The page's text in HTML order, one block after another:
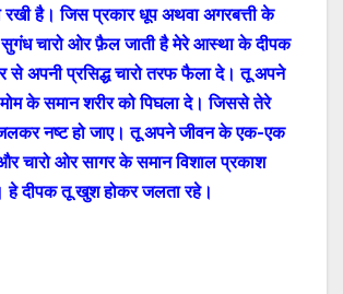
रखी है।जिस प्रकार धूप अथवा अगरबत्ती के
चारो ओर फ़ैल जाती है मेरे आस्था के दीपक
से अपनी प्रसिद्ध चारो तरफ फैला दे। तू अपने
के समान शरीर को पिघला दे। जिससे तेरे
नष्ट हो जाए। तू अपने जीवन के एक-एक
चारो ओर सागर के समान विशाल प्रकाश
दीपक तू खुश होकर जलता रहे।